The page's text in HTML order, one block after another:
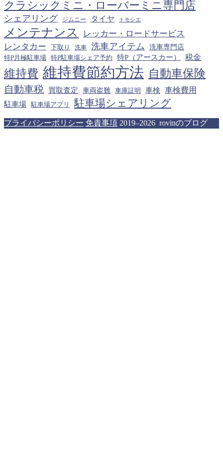
クラシックミニ・ローバーミニ専門店
シェアリング ジムニー タイヤ トモシエ
メンテナンス
レッカー・ロードサービス
レンタカー
下取り 洗車 洗車アイテム
洗車専門店
特P月極駐車場
特P駐車場シェア予約 特P（アースカー） 税金
維持費 維持費節約方法 自動車保険
自動車税 買取査定 車両盗難 車庫証明 車検 車検費用
駐車場 駐車場アプリ 駐車場シェアリング
プライバシーポリシー 免責事項 2019–2026 rovinのブログ